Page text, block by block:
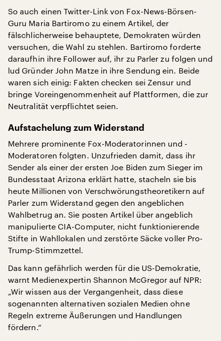
So auch einen Twitter-Link von Fox-News-Börsen-
Guru Maria Bartiromo zu einem Artikel, der
fälschlicherweise behauptete, Demokraten würden
versuchen, die Wahl zu stehlen. Bartiromo forderte
daraufhin ihre Follower auf, ihr zu Parler zu folgen und
lud Gründer John Matze in ihre Sendung ein. Beide
waren sich einig: Fakten checken sei Zensur und
bringe Voreingenommenheit auf Plattformen, die zur
Neutralität verpflichtet seien.
Aufstachelung zum Widerstand
Mehrere prominente Fox-Moderatorinnen und -
Moderatoren folgten. Unzufrieden damit, dass ihr
Sender als einer der ersten Joe Biden zum Sieger im
Bundesstaat Arizona erklärt hatte, stacheln sie bis
heute Millionen von Verschwörungstheoretikern auf
Parler zum Widerstand gegen den angeblichen
Wahlbetrug an. Sie posten Artikel über angeblich
manipulierte CIA-Computer, nicht funktionierende
Stifte in Wahllokalen und zerstörte Säcke voller Pro-
Trump-Stimmzettel.
Das kann gefährlich werden für die US-Demokratie,
warnt Medienexpertin Shannon McGregor auf NPR:
„Wir wissen aus der Vergangenheit, dass diese
sogenannten alternativen sozialen Medien ohne
Regeln extreme Äußerungen und Handlungen
fördern.“